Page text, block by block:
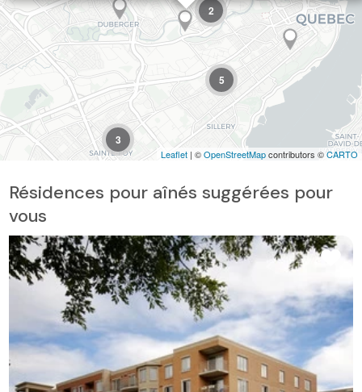
3
5
2
Leaflet | ©OpenStreetMapcontributors ©CARTO
Résidences pour aînés suggérées pour
vous